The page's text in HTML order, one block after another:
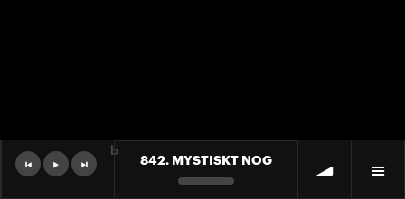
842. MYSTISKT NOG
b